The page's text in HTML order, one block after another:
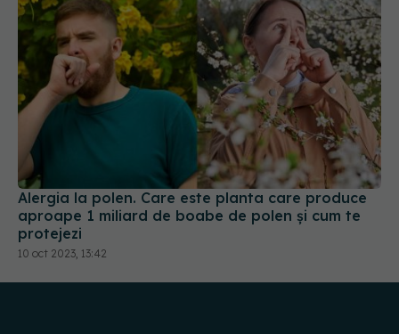
Alergia la polen. Care este planta care produce
aproape 1 miliard de boabe de polen și cum te
protejezi
10 oct 2023, 13:42